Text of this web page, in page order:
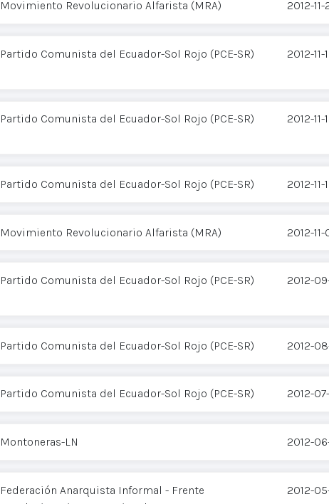
Movimiento Revolucionario Alfarista (MRA) 2012-11-
Partido Comunista del Ecuador-Sol Rojo (PCE-SR) 2012-11-
Partido Comunista del Ecuador-Sol Rojo (PCE-SR) 2012-11-
Partido Comunista del Ecuador-Sol Rojo (PCE-SR) 2012-11-
Movimiento Revolucionario Alfarista (MRA) 2012-11-
Partido Comunista del Ecuador-Sol Rojo (PCE-SR) 2012-
Partido Comunista del Ecuador-Sol Rojo (PCE-SR) 2012-
Partido Comunista del Ecuador-Sol Rojo (PCE-SR) 2012-
Montoneras-LN 2012-
Federación Anarquista Informal - Frente
2012-